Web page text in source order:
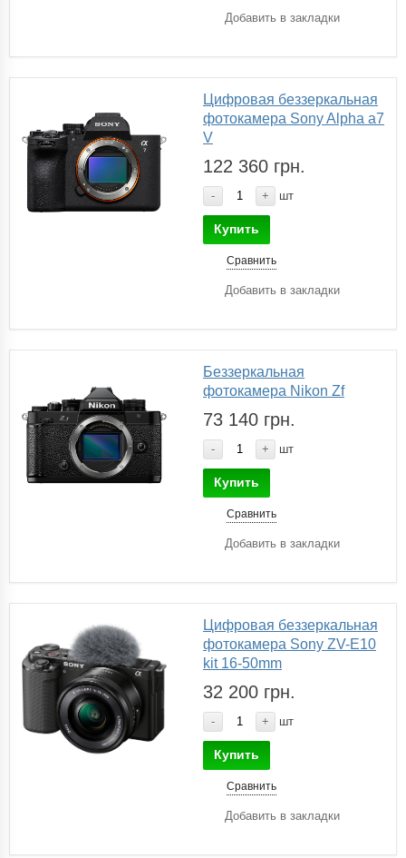
Добавить в закладки
Цифровая беззеркальная
фотокамера Sony Alpha a7
V
122 360 грн.
- + шт
Купить
Сравнить
Добавить в закладки
Беззеркальная
фотокамера Nikon Zf
73 140 грн.
- + шт
Купить
Сравнить
Добавить в закладки
Цифровая беззеркальная
фотокамера Sony ZV-E10
kit 16-50mm
32 200 грн.
- + шт
Купить
Сравнить
Добавить в закладки